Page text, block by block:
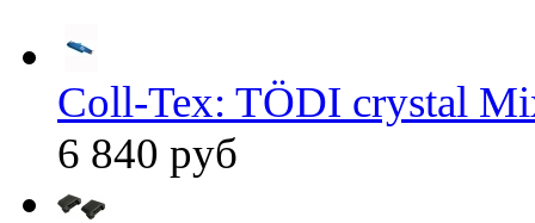
Coll-Tex: TÖDI crystal
6 840 руб